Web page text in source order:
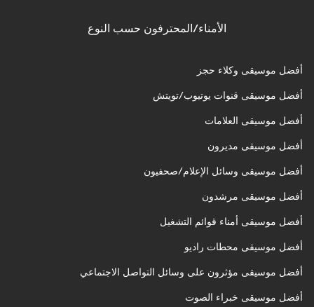
الأمناء/المحترفون حسب النوع
أفضل موسيقى وكلاء حجز
أفضل موسيقى قنوات يوتيوب/تويتش
أفضل موسيقى العلامات
أفضل موسيقى مديرون
أفضل موسيقى وسائل الإعلام/صحفيون
أفضل موسيقى مرشدون
أفضل موسيقى أمناء قوائم التشغيل
أفضل موسيقى محطات راديو
أفضل موسيقى مؤثرون على وسائل التواصل الاجتماعي
أفضل موسيقى خبراء الصوت